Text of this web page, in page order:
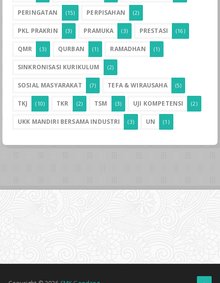
PERINGATAN (15) PERPISAHAN (2)
PKL PRAKRIN (3) PRAMUKA (3) PRESTASI (16)
QMR (3) QURBAN (1) RAMADHAN (1)
SINKRONISASI KURIKULUM (2)
SOSIAL MASYARAKAT (7) TEFA & WIRAUSAHA (5)
TKJ (10) TKR (2) TSM (3) UJI KOMPETENSI (2)
UKK MANDIRI BERSAMA INDUSTRI (3) UN (1)